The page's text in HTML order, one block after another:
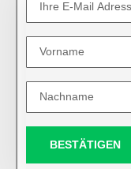
BESTÄTIGEN